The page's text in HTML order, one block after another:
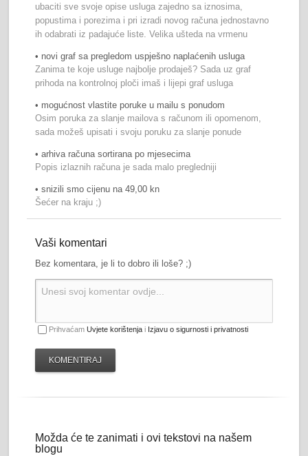
ubaciti sve svoje opise usluga zajedno sa iznosima,
popustima i porezima i pri izradi novog računa jednostavno
ih odabrati iz padajuće liste. Velika ušteda na vrmenu
• novi graf sa pregledom uspješno naplaćenih usluga
Zanima te koje usluge najbolje prodaješ? Sada uz graf
prihoda na kontrolnoj ploči imaš i lijepi graf usluga
• mogućnost vlastite poruke u mailu s ponudom
Osim poruka za slanje mailova s računom ili opomenom,
sada možeš upisati i svoju poruku za slanje ponude
• arhiva računa sortirana po mjesecima
Popis izlaznih računa je sada malo pregledniji
• snizili smo cijenu na 49,00 kn
Šećer na kraju ;)
Vaši komentari
Bez komentara, je li to dobro ili loše? ;)
PrihvaćamUvjete korištenja i Izjavu o sigurnosti i privatnosti
KOMENTIRAJ
Možda će te zanimati i ovi tekstovi na našem
blogu